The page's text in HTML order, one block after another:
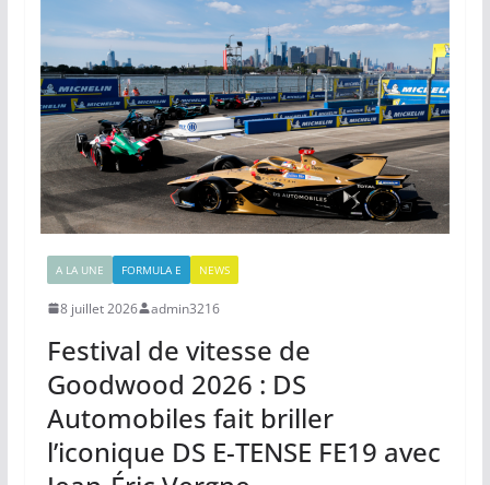
A LA UNE FORMULA E NEWS
8 juillet 2026 admin3216
Festival de vitesse de
Goodwood 2026 : DS
Automobiles fait briller
l’iconique DS E-TENSE FE19 avec